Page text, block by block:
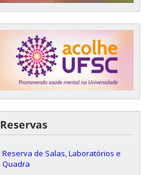
Reservas
Reserva de Salas, Laboratórios e
Quadra